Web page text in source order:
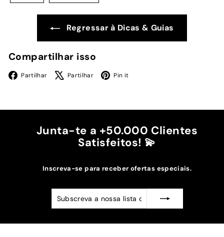
Regressar à Dicas & Guias
Compartilhar isso
Partilhar Facebook
Partilhar X Pin it
Junta-te a +50.000 Clientes
Satisfeitos! 💫
Inscreva-se para receber ofertas especiais.
Subscreva
a
Subscrever